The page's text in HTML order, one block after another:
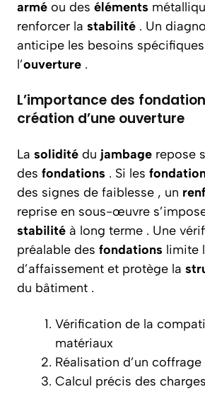
armé ou des éléments
renforcer la stabilité . Un
anticipe les besoins
l’ouverture .
L’importance des
création d’une ouverture
La solidité du jambage repose
des fondations . Si les
des signes de faiblesse , un
reprise en sous-œuvre
stabilité à long terme . Une
préalable des fondations limite
d’affaissement et protège la
du bâtiment .
Vérification de la
matériaux
Réalisation d’un
Calcul précis des charges